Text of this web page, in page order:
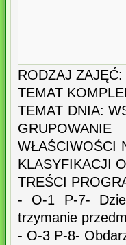
RODZAJ
TEMAT
TEMAT DNIA:
WŁAŚCIWOŚCI
KLASYFIKACJI
TREŚCI
- O-1 P-7-
trzymanie
- O-3 P-8-